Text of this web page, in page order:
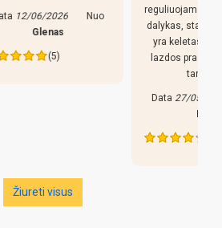
Nuo
reguliuojamso kojeles geras
dalykas, stalas nekliba. Bet
yra keletas pastebejimu:
lazdos prastos, liaudiskai
Nuo
Žiureti visus